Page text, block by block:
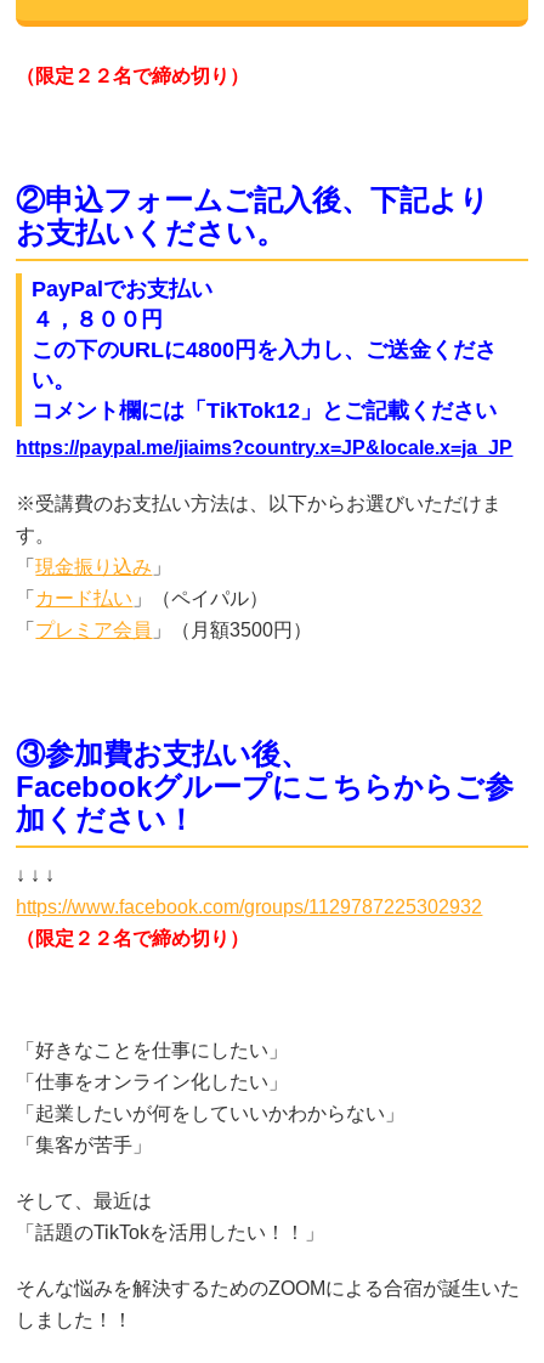
（限定２２名で締め切り）
②申込フォームご記入後、下記より
お支払いください。
PayPalでお支払い
４，８００円
この下のURLに4800円を入力し、ご送金くださ
い。
コメント欄には「TikTok12」とご記載ください
https://paypal.me/jiaims?country.x=JP&locale.x=ja_JP
※受講費のお支払い方法は、以下からお選びいただけま
す。
「現金振り込み 」
「 カード払い 」（ペイパル）
「 プレミア会員 」（月額3500円）
③参加費お支払い後、
Facebookグループにこちらからご参
加ください！
↓ ↓ ↓
https://www.facebook.com/groups/1129787225302932
（限定２２名で締め切り）
「好きなことを仕事にしたい」
「仕事をオンライン化したい」
「起業したいが何をしていいかわからない」
「集客が苦手」
そして、最近は
「話題のTikTokを活用したい！！」
そんな悩みを解決するためのZOOMによる合宿が誕生いた
しました！！